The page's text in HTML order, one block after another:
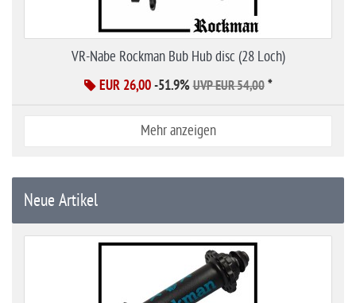
VR-Nabe Rockman Bub Hub disc (28 Loch)
EUR 26,00 -51.9% UVP EUR 54,00*
Mehr anzeigen
Neue Artikel